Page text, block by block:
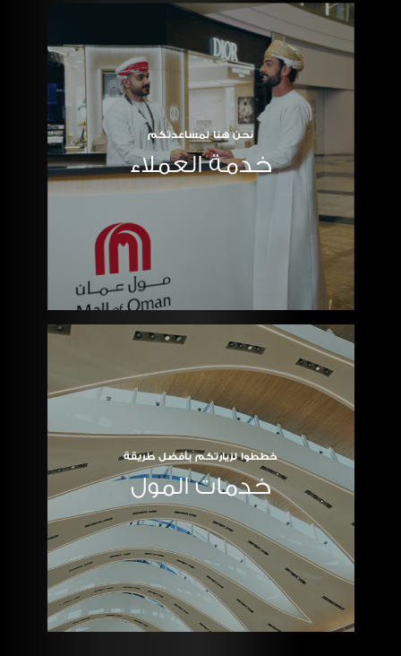
نحن هنا لمساعدتكم
خدمة العملاء
خططوا لزيارتكم بأفضل طريقة
خدمات المول